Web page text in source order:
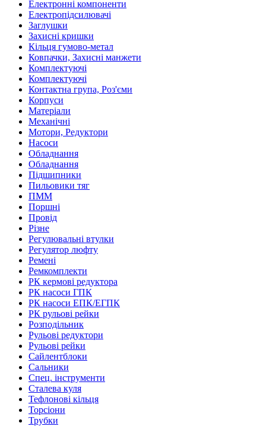
Електронні компоненти
Електропідсилювачі
Заглушки
Захисні кришки
Кільця гумово-метал
Ковпачки, Захисні манжети
Комплектуючі
Комплектуючі
Контактна група, Роз'єми
Корпуси
Матеріали
Механічні
Мотори, Редуктори
Насоси
Обладнання
Обладнання
Підшипники
Пильовики тяг
ПММ
Поршні
Провід
Різне
Регулювальні втулки
Регулятор люфту
Ремені
Ремкомплекти
РК кермові редуктора
РК насоси ГПК
РК насоси ЕПК/ЕГПК
РК рульові рейки
Розподільник
Рульові редуктори
Рульові рейки
Сайлентблоки
Сальники
Спец. інструменти
Сталева куля
Тефлонові кільця
Торсіони
Трубки